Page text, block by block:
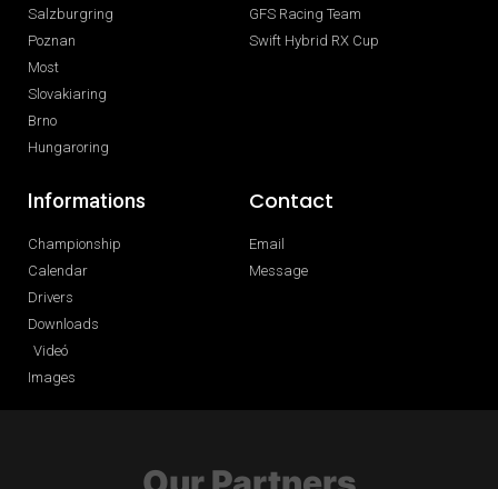
Salzburgring
Poznan
Most
Slovakiaring
Brno
Hungaroring
GFS Racing Team
Swift Hybrid RX Cup
Informations
Championship
Calendar
Drivers
Downloads
Videó
Images
Contact
Email
Message